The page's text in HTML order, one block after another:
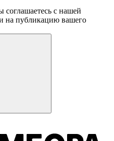
с нашей
на публикацию вашего